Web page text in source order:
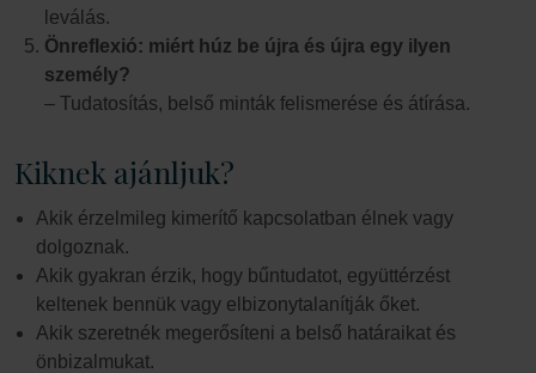
leválás.
Önreflexió: miért húz be újra és újra egy ilyen
személy?
– Tudatosítás, belső minták felismerése és átírása.
Kiknek ajánljuk?
Akik érzelmileg kimerítő kapcsolatban élnek vagy
dolgoznak.
Akik gyakran érzik, hogy bűntudatot, együttérzést
keltenek bennük vagy elbizonytalanítják őket.
Akik szeretnék megerősíteni a belső határaikat és
önbizalmukat.